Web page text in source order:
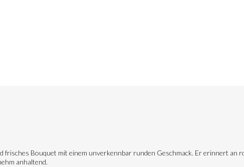
Bouquet mit einem unverkennbar runden Geschmack. Er erinnert an
anhaltend.